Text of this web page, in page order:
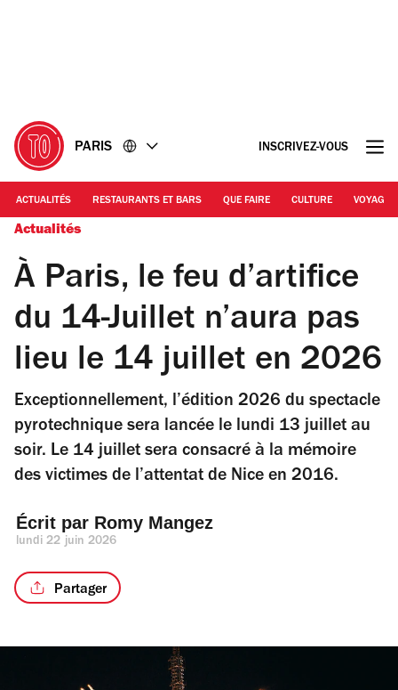
PARIS INSCRIVEZ-VOUS
ACTUALITÉS RESTAURANTS ET BARS QUE FAIRE CULTURE VOYAGE
Actualités
À Paris, le feu d’artifice
du 14-Juillet n’aura pas
lieu le 14 juillet en 2026
Exceptionnellement, l’édition 2026 du spectacle
pyrotechnique sera lancée le lundi 13 juillet au
soir. Le 14 juillet sera consacré à la mémoire
des victimes de l’attentat de Nice en 2016.
Écrit par Romy Mangez
lundi 22 juin 2026
Partager